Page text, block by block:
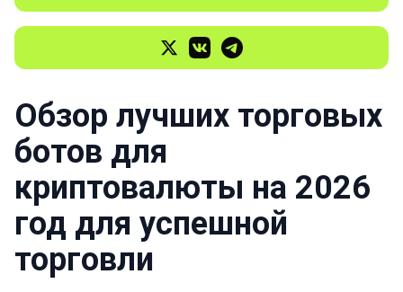
Обзор лучших торговых
ботов для
криптовалюты на 2026
год для успешной
торговли